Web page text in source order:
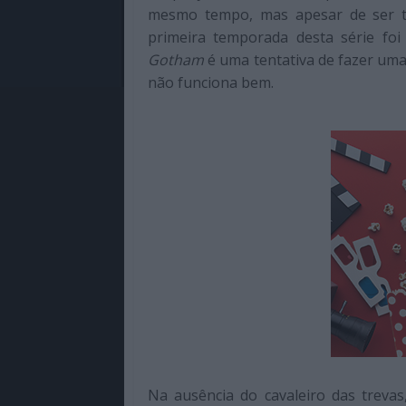
mesmo tempo, mas apesar de ser
primeira temporada desta série
Gotham é uma tentativa de fazer
não funciona bem.
Na ausência do cavaleiro das